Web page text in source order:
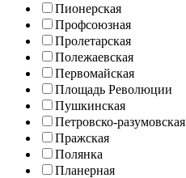
Пионерская
Профсоюзная
Пролетарская
Полежаевская
Первомайская
Площадь Революции
Пушкинская
Петровско-разумовская
Пражская
Полянка
Планерная